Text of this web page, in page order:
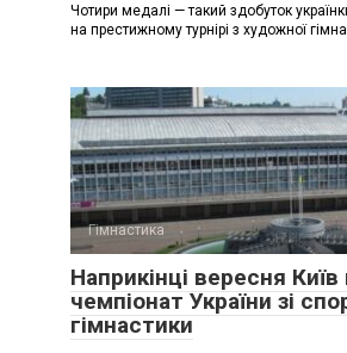
Чотири медалі — такий здобуток
на престижному турнірі з художної
Гімнастика
Наприкінці вересня
чемпіонат України зі
гімнастики